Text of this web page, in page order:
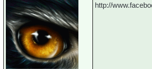
http://